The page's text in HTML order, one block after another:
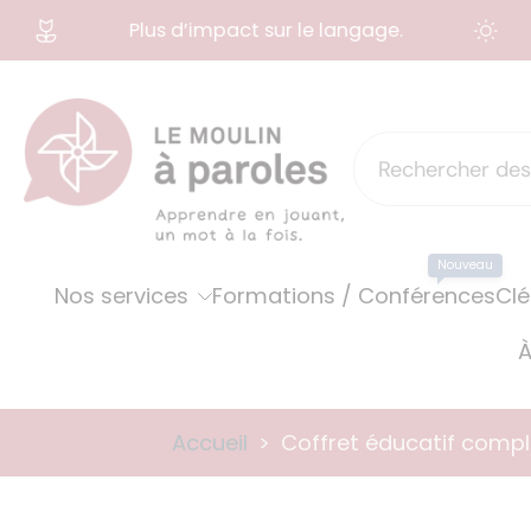
Aller
au
contenu
Plus d’impact sur le langage.
Nos services Formations / Conférences
Nouveau
Accueil > Coffret éducatif